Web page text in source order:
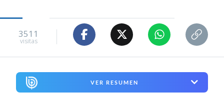
3511
visitas
VER RESUMEN